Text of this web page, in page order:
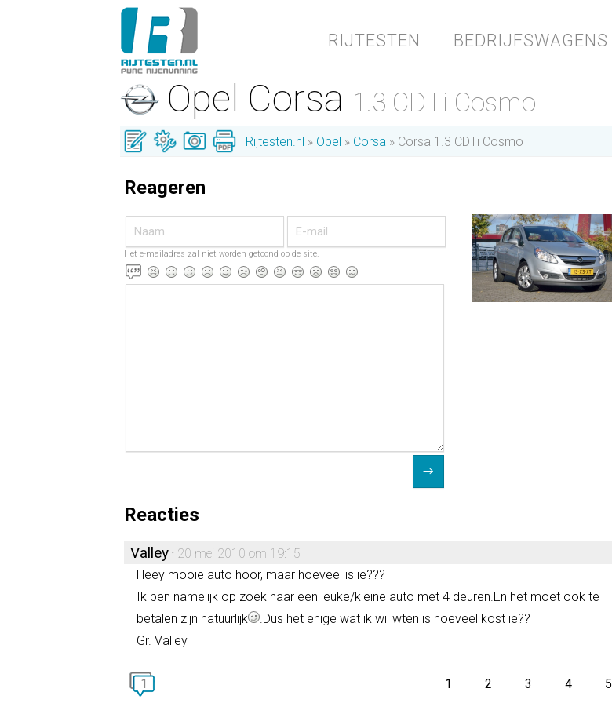
RIJTESTEN BEDRIJFSWAGENS
Opel Corsa 1.3 CDTi Cosmo
Rijtesten.nl Opel Corsa Corsa 1.3 CDTi Cosmo
Reageren
Het e-mailadres zal niet worden getoond op de site.
Reacties
Valley · 20 mei 2010 om 19:15
Heey mooie auto hoor, maar hoeveel is ie???
Ik ben namelijk op zoek naar een leuke/kleine auto met 4 deuren.En het moet ook te
betalen zijn natuurlijk
.Dus het enige wat ik wil wten is hoeveel kost ie??
Gr. Valley
1 1 2 3 4 5